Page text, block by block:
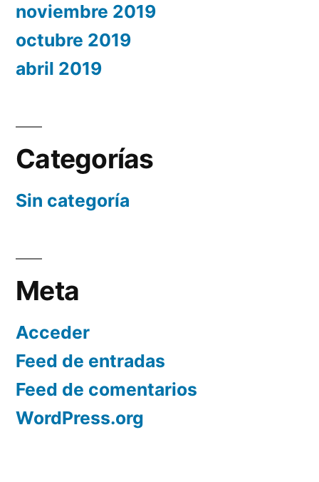
noviembre 2019
octubre 2019
abril 2019
Categorías
Sin categoría
Meta
Acceder
Feed de entradas
Feed de comentarios
WordPress.org